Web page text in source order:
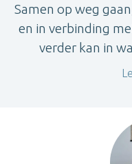
Samen op weg
en in verbinding
verder kan in